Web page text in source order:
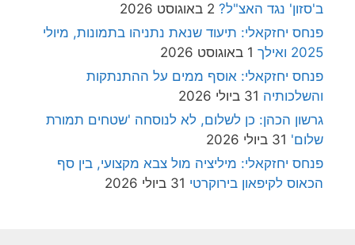
ב'סזון' נגד האצ"ל? 2 באוגוסט 2026
פנחס יחזקאלי: תיעוד שנאת נתניהו בתמונות, מיולי
2025 ואילך
1 באוגוסט 2026
פנחס יחזקאלי: אוסף ממים על ההתנתקות
והשלכותיה 31 ביולי 2026
גרשון הכהן: כן לשלום, לא לנוסחה 'שטחים תמורת
שלום' 31 ביולי 2026
פנחס יחזקאלי: מיליציה מול צבא מקצועי, בין סף
הכאוס לקיפאון בירוקרטי 31 ביולי 2026